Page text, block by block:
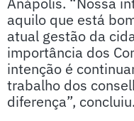
aquilo que está
atual gestão da
importância dos
intenção é
trabalho dos
diferença”, concluiu.